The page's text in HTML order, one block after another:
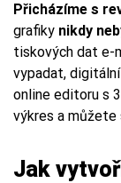
Přicházíme s
grafiky nikdy
tiskových dat e-
vypadat,
online editoru s
výkres a můžete
Jak